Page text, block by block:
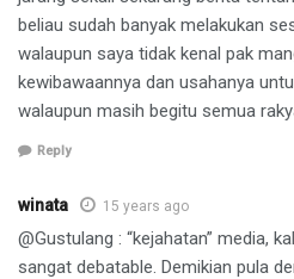
beliau sudah banyak melakukan
walaupun saya tidak kenal pak
kewibawaannya dan usahanya
walaupun masih begitu semua
Reply
winata 15 years ago
@Gustulang : “kejahatan” media,
sangat debatable. Demikian pula